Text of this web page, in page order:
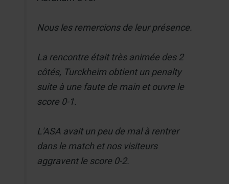
Nous les remercions de leur présence.
La rencontre était très animée des 2
côtés, Turckheim obtient un penalty
suite à une faute de main et ouvre le
score 0-1.
L'ASA avait un peu de mal à rentrer
dans le match et nos visiteurs
aggravent le score 0-2.